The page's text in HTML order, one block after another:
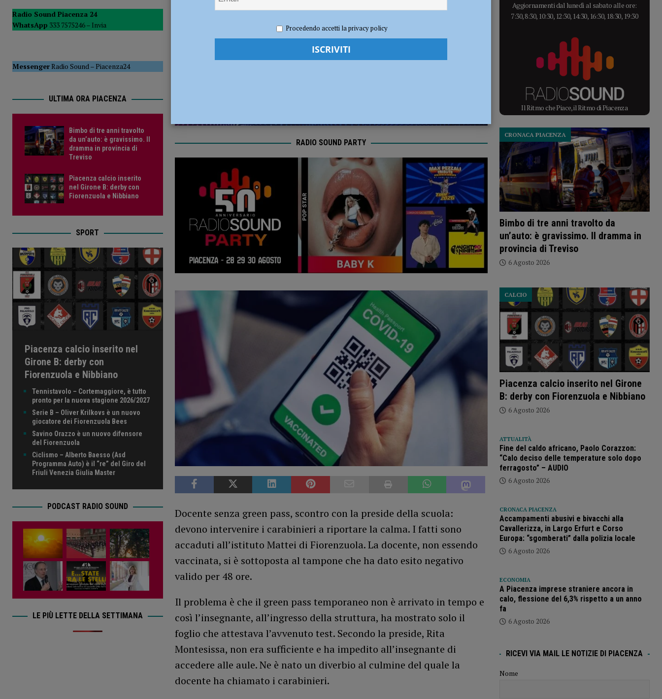
CRONACA PIACENZA
[ 6 Agosto 2026 ] Crisi idrica, Murelli (Lega): “Le regole sul deflusso ecologico non possono mettere in ginocchio gli agricoltori”
Redazione FG Cronaca Piacenza
RADIO SOUND PARTY
Docente senza green pass, scontro con la preside della scuola:
devono intervenire i carabinieri a riportare la calma. I fatti sono
accaduti all’istituto Mattei di Fiorenzuola. La docente, non essendo
vaccinata, si è sottoposta al tampone che ha dato esito negativo
valido per 48 ore.
Il problema è che il green pass temporaneo non è arrivato in tempo e
così l’insegnante, all’ingresso della struttura, ha mostrato solo il
foglio che attestava l’avvenuto test. Secondo la preside, Rita
Montesissa, non era sufficiente e ha impedito all’insegnante di
accedere alle aule. Ne è nato un diverbio al culmine del quale la
docente ha chiamato i carabinieri.
Radio Sound Piacenza 24
WhatsApp 333 7575246 – Invia
MessengerRadio Sound–Piacenza24
ULTIMA ORA PIACENZA
Bimbo di tre anni travolto
da un’auto: è gravissimo. Il
dramma in provincia di
Treviso
Piacenza calcio inserito
nel Girone B: derby con
Fiorenzuola e Nibbiano
SPORT
Piacenza calcio inserito nel
Girone B: derby con
Fiorenzuola e Nibbiano
Tennistavolo – Cortemaggiore, è tutto
pronto per la nuova stagione 2026/2027
Serie B – Oliver Krilkovs è un nuovo
giocatore dei Fiorenzuola Bees
Savino Orazzo è un nuovo difensore
del Fiorenzuola
Ciclismo – Alberto Baesso (Asd
Programma Auto) è il “re” del Giro del
Friuli Venezia Giulia Master
PODCAST RADIO SOUND
LE PIÙ LETTE DELLA SETTIMANA
Aggiornamenti dal lunedì al sabato alle ore:
7:30, 8:30, 10:30, 12:30, 14:30, 16:30, 18:30, 19:30
Il Ritmo che Piace, il Ritmo di Piacenza
Bimbo di tre anni travolto da
un’auto: è gravissimo. Il dramma in
provincia di Treviso
CRONACA PIACENZA
6 Agosto 2026
Piacenza calcio inserito nel Girone
B: derby con Fiorenzuola e Nibbiano
CALCIO
6 Agosto 2026
ATTUALITÀ
Fine del caldo africano, Paolo Corazzon:
“Calo deciso delle temperature solo dopo
ferragosto” – AUDIO
6 Agosto 2026
CRONACA PIACENZA
Accampamenti abusivi e bivacchi alla
Cavallerizza, in Largo Erfurt e Corso
Europa: “sgomberati” dalla polizia locale
6 Agosto 2026
ECONOMIA
A Piacenza imprese straniere ancora in
calo, flessione del 6,3% rispetto a un anno
fa
6 Agosto 2026
RICEVI VIA MAIL LE NOTIZIE DI PIACENZA
Nome
Procedendo accetti la privacy policy